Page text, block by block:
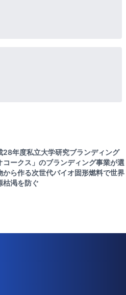
28年度私立大学研究ブランディング
コークス」のブランディング事業が選
ら作る次世代バイオ固形燃料で世界
枯渇を防ぐ